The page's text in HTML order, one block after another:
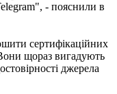
- пояснили в
сертифікаційних
щораз вигадують
джерела